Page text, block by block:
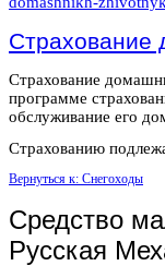
Страхование
Страхование
программе
обслуживание его
Страхованию
Вернуться к: Снегоходы
Средство
Русская